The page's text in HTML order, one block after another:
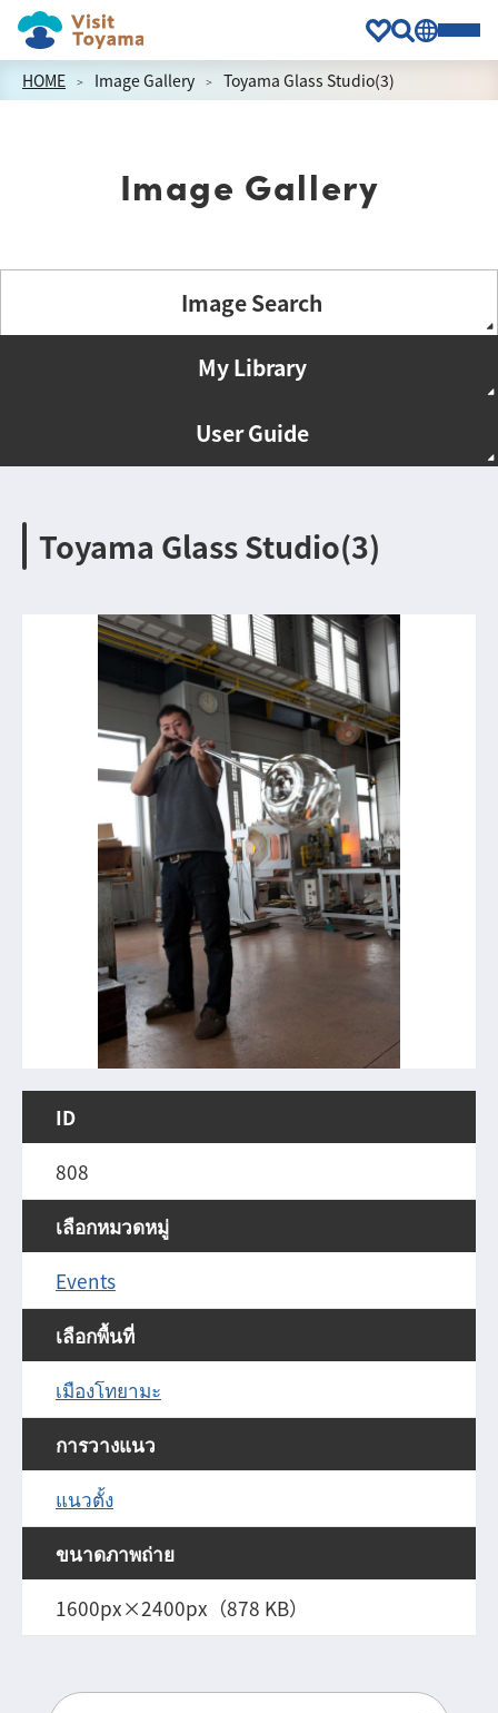
HOME Image Gallery Toyama Glass Studio(3)
Image Gallery
Image Search
My Library
User Guide
Toyama Glass Studio(3)
ID
808
เลือกหมวดหมู่
Events
เลือกพื้นที่
เมืองโทยามะ
การวางแนว
แนวตั้ง
ขนาดภาพถ่าย
1600px×2400px（878 KB）